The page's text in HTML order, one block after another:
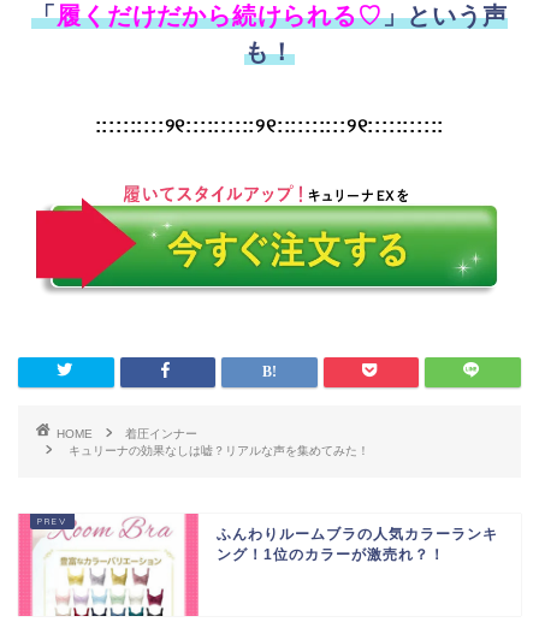
「履くだけだから続けられる♡」という声
も！
::::::::::୨୧::::::::::୨୧::::::::::୨୧:::::::::::
HOME
着圧インナー
キュリーナの効果なしは嘘？リアルな声を集めてみた！
ふんわりルームブラの人気カラーランキ
ング！1位のカラーが激売れ？！